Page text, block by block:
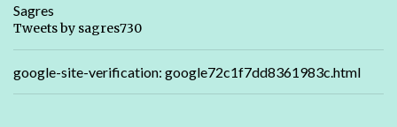
Sagres
Tweets by sagres730
google-site-verification: google72c1f7dd8361983c.html